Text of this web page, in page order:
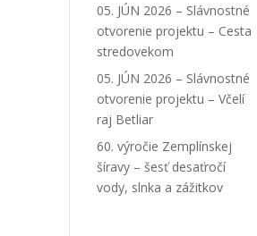
05. JÚN 2026 – Slávnostné
otvorenie projektu – Cesta
stredovekom
05. JÚN 2026 – Slávnostné
otvorenie projektu – Včelí
raj Betliar
60. výročie Zemplínskej
šíravy – šesť desaťročí
vody, slnka a zážitkov